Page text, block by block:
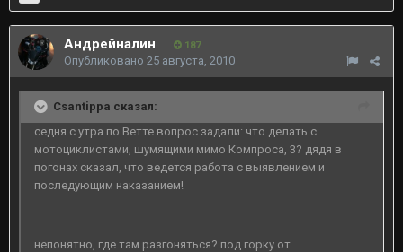
Андрейналин 187
Опубликовано 25 августа, 2010
Csantippa сказал:
седня с утра по Ветте вопрос задали: что делать с
мотоциклистами, шумящими мимо Компроса, 3? дядя в
погонах сказал, что ведется работа с выявлением и
последующим наказанием!
непонятно, где там разгоняться? под горку от